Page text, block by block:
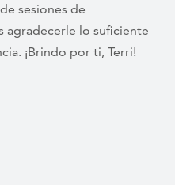
sesiones de
lo suficiente
¡Brindo por ti, Terri!